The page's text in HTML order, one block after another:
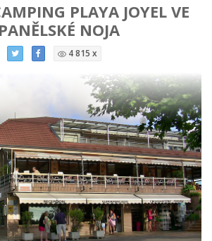
PLAYA JOYEL VE
NOJA
4 815 x